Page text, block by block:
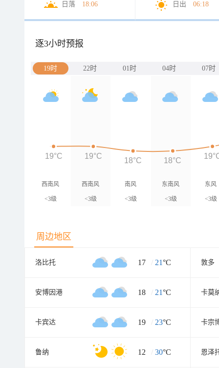
日落 18:06 日出 06:18
逐3小时预报
19时 22时 01时 04时 07时
西南风
<3级
西南风
<3级
南风
<3级
东南风
<3级
东风
<3级
19°C 19°C
18°C 18°C
周边地区
洛比托 17 / 21°C 敦多
安博因港 18 / 21°C 卡莫
卡宾达 19 / 23°C 卡宗
鲁纳 12 / 30°C 恩泽